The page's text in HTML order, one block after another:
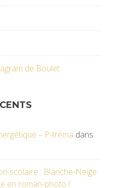
de Boulet
– P-tréma dans
scolaire : Blanche-Neige
en roman-photo !